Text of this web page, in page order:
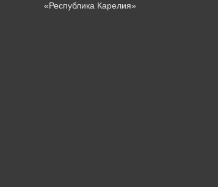
«Республика Карелия»